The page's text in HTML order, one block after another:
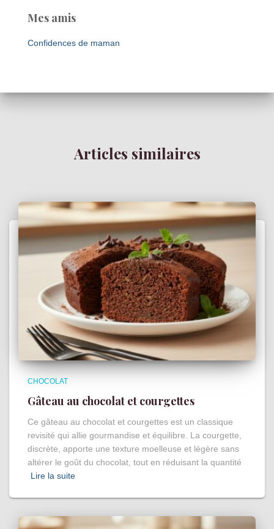
Mes amis
Confidences de maman
Articles similaires
CHOCOLAT
Gâteau au chocolat et courgettes
Ce gâteau au chocolat et courgettes est un classique
revisité qui allie gourmandise et équilibre. La courgette,
discrète, apporte une texture moelleuse et légère sans
altérer le goût du chocolat, tout en réduisant la quantité
Lire la suite